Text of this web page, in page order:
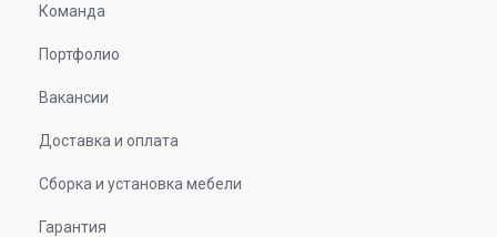
Команда
Портфолио
Вакансии
Доставка и оплата
Сборка и установка мебели
Гарантия